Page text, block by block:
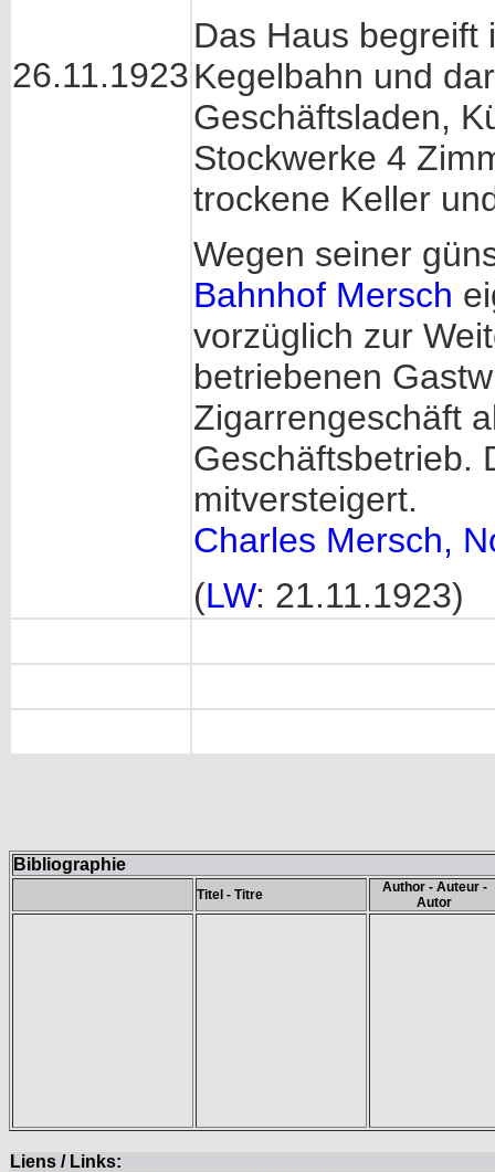
26.11.1923
Das Haus begreift
Kegelbahn und
Geschäftsladen,
Stockwerke 4
trockene Keller
Wegen seiner
Bahnhof Mersch
vorzüglich zur
betriebenen
Zigarrengeschäft
Geschäftsbetrieb.
mitversteigert.
Charles Mersch,
(LW: 21.11.1923)
Bibliographie
Titel - Titre
Author - Auteur -
Autor
Liens / Links: